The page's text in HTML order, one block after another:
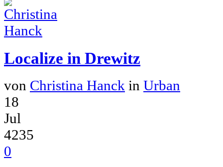
Localize in Drewitz
von Christina Hanck in Urban
18
Jul
4235
0